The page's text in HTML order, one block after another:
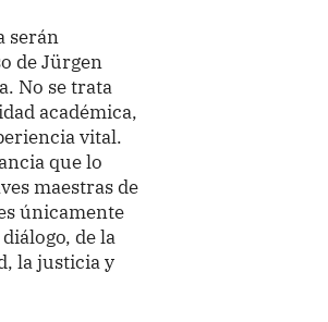
serán
de Jürgen
No se trata
académica,
vital.
que lo
maestras de
únicamente
de la
la justicia y